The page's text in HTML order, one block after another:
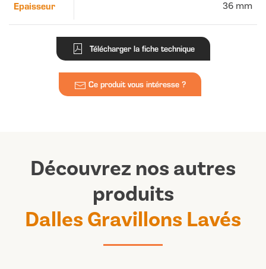
Epaisseur 36 mm
Télécharger la fiche technique
Ce produit vous intéresse ?
Découvrez nos autres
produits
Dalles Gravillons Lavés